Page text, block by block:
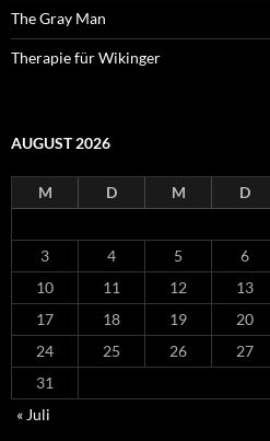
The Gray Man
Therapie für Wikinger
AUGUST 2026
M D M D
3
4 5 6
10
11 12 13
17
18 19 20
24
25 26 27
31
« Juli